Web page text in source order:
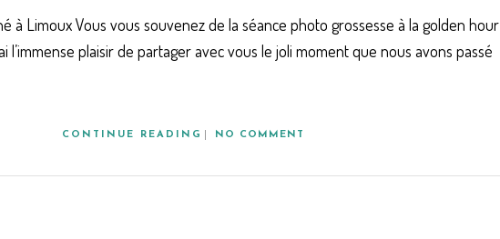
à Limoux Vous vous souvenez de la séance photo grossesse à la golden hour
l’immense plaisir de partager avec vous le joli moment que nous avons passé
CONTINUE READING NO COMMENT